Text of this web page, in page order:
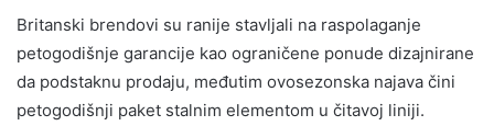
Britanski brendovi su ranije stavljali na raspolaganje
petogodišnje garancije kao ograničene ponude dizajnirane
da podstaknu prodaju, međutim ovosezonska najava čini
petogodišnji paket stalnim elementom u čitavoj liniji.